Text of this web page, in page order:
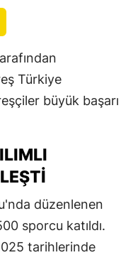
Türkiye
büyük başarı
düzenlenen
sporcu katıldı.
tarihlerinde